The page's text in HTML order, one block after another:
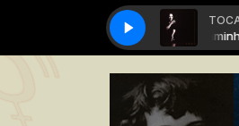
Alzira Espíndola - Sei dos Caminhos